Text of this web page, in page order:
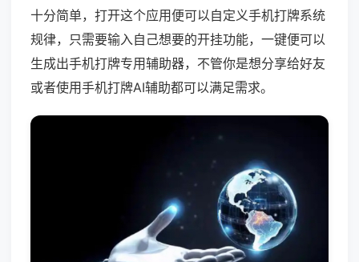
十分简单，打开这个应用便可以自定义手机打牌系统
规律，只需要输入自己想要的开挂功能，一键便可以
生成出手机打牌专用辅助器，不管你是想分享给好友
或者使用手机打牌AI辅助都可以满足需求。